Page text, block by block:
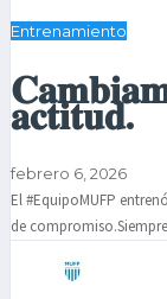
Entrenamiento
𝐚𝐜𝐭𝐢𝐭𝐮𝐝.
febrero 6, 2026
El #EquipoMUFP
de